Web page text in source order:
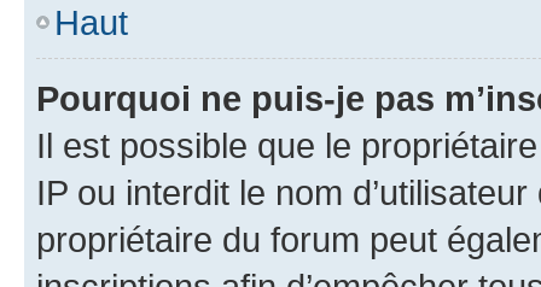
Haut
Pourquoi ne puis-je pas
Il est possible que le
IP ou interdit le nom
propriétaire du forum peut